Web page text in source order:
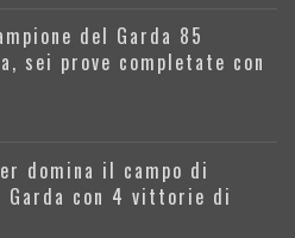
del Garda 85
sei prove completate con
domina il campo di
Garda con 4 vittorie di